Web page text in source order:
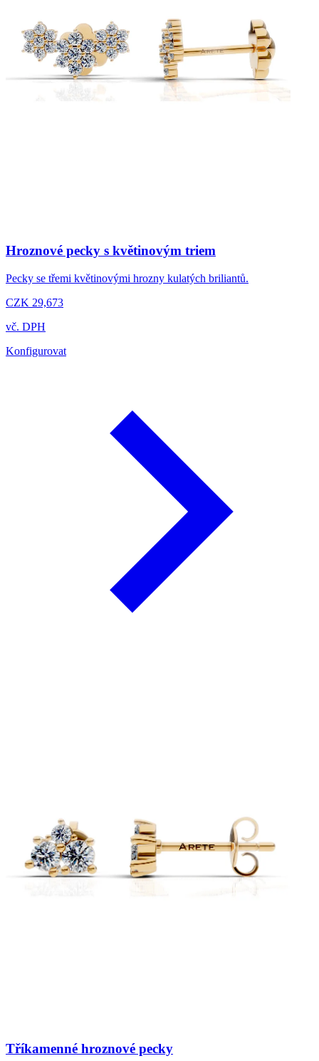
Hroznové pecky s květinovým triem
Pecky se třemi květinovými hrozny kulatých briliantů.
CZK 29,673
vč. DPH
Konfigurovat
Tříkamenné hroznové pecky